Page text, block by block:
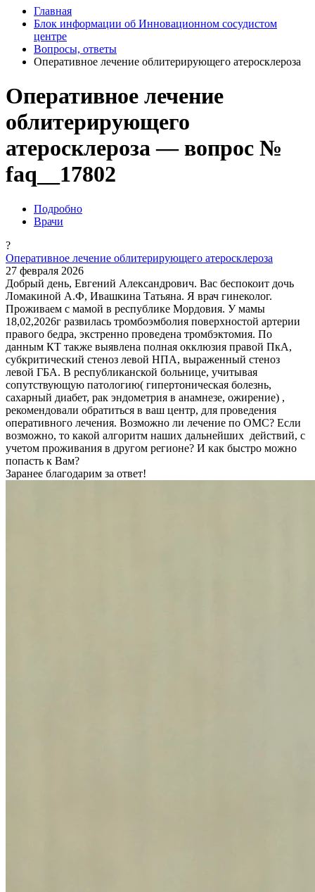
Главная
Блок информации об Инновационном сосудистом
центре
Вопросы, ответы
Оперативное лечение облитерирующего атеросклероза
Оперативное лечение
облитерирующего
атеросклероза — вопрос №
faq__17802
Подробно
Врачи
?
Оперативное лечение облитерирующего атеросклероза
27 февраля 2026
Добрый день, Евгений Александрович. Вас беспокоит дочь
Ломакиной А.Ф, Ивашкина Татьяна. Я врач гинеколог.
Проживаем с мамой в республике Мордовия. У мамы
18,02,2026г развилась тромбоэмболия поверхностой артерии
правого бедра, экстренно проведена тромбэктомия. По
данным КТ также выявлена полная окклюзия правой ПкА,
субкритический стеноз левой НПА, выраженный стеноз
левой ГБА. В республиканской больнице, учитывая
сопутствующую патологию( гипертоническая болезнь,
сахарный диабет, рак эндометрия в анамнезе, ожирение) ,
рекомендовали обратиться в ваш центр, для проведения
оперативного лечения. Возможно ли лечение по ОМС? Если
возможно, то какой алгоритм наших дальнейших действий, с
учетом проживания в другом регионе? И как быстро можно
попасть к Вам?
Заранее благодарим за ответ!